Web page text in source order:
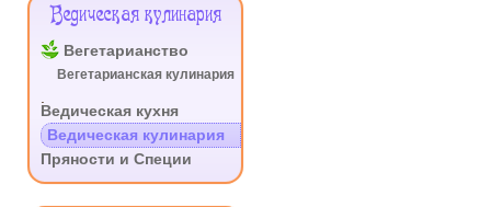
Ведическая кулинария
Вегетарианство
Вегетарианская кулинария
Ведическая кухня
Ведическая кулинария
Пряности и Специи